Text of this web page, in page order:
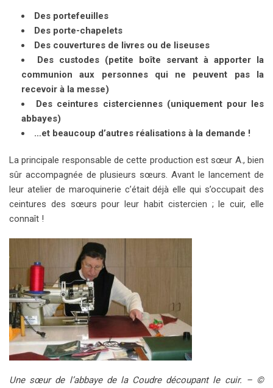
Des portefeuilles
Des porte-chapelets
Des couvertures de livres ou de liseuses
Des custodes (petite boîte servant à apporter la
communion aux personnes qui ne peuvent pas la
recevoir à la messe)
Des ceintures cisterciennes (uniquement pour les
abbayes)
…et beaucoup d’autres réalisations à la demande !
La principale responsable de cette production est sœur A., bien
sûr accompagnée de plusieurs sœurs. Avant le lancement de
leur atelier de maroquinerie c’était déjà elle qui s’occupait des
ceintures des sœurs pour leur habit cistercien ; le cuir, elle
connaît !
Une sœur de l’abbaye de la Coudre découpant le cuir. – ©